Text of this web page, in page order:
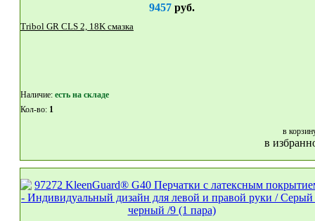
9457руб.
Tribol GR CLS 2, 18K смазка
Наличие: eсть на складе
Кол-во: 1
в
в